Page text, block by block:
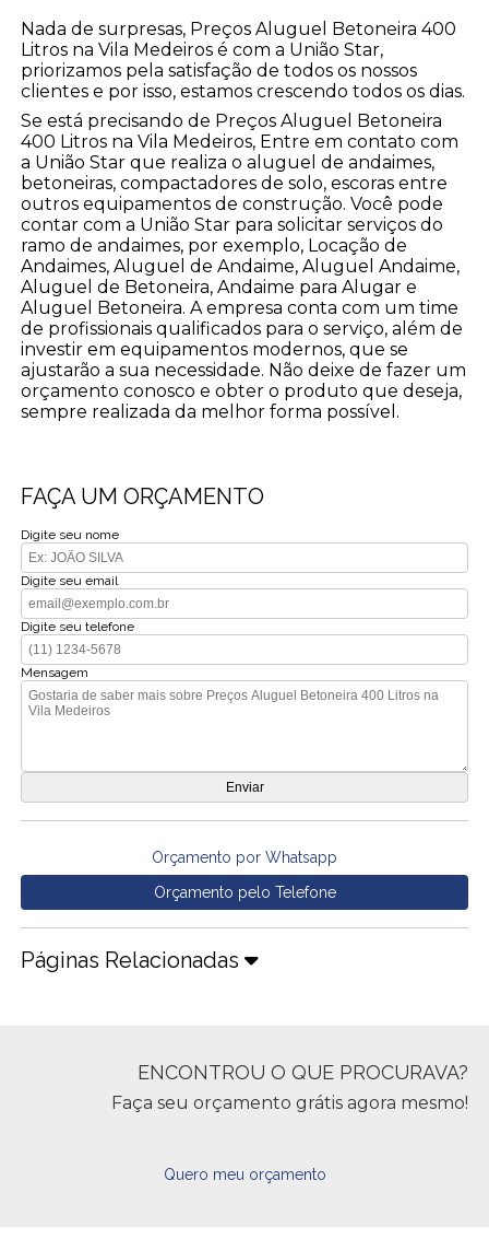
Nada de surpresas, Preços Aluguel Betoneira 400
Litros na Vila Medeiros é com a União Star,
priorizamos pela satisfação de todos os nossos
clientes e por isso, estamos crescendo todos os dias.
Se está precisando de Preços Aluguel Betoneira
400 Litros na Vila Medeiros, Entre em contato com
a União Star que realiza o aluguel de andaimes,
betoneiras, compactadores de solo, escoras entre
outros equipamentos de construção. Você pode
contar com a União Star para solicitar serviços do
ramo de andaimes, por exemplo, Locação de
Andaimes, Aluguel de Andaime, Aluguel Andaime,
Aluguel de Betoneira, Andaime para Alugar e
Aluguel Betoneira. A empresa conta com um time
de profissionais qualificados para o serviço, além de
investir em equipamentos modernos, que se
ajustarão a sua necessidade. Não deixe de fazer um
orçamento conosco e obter o produto que deseja,
sempre realizada da melhor forma possível.
FAÇA UM ORÇAMENTO
Digite seu nome
Digite seu email
Digite seu telefone
Mensagem
Orçamento por Whatsapp
Orçamento pelo Telefone
Páginas Relacionadas
ENCONTROU O QUE PROCURAVA?
Faça seu orçamento grátis agora mesmo!
Quero meu orçamento